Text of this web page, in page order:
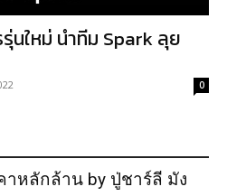
นใหม่ นำทีม Spark ลุย
0
หลักล้าน by ปู่ชาร์ลี มัง